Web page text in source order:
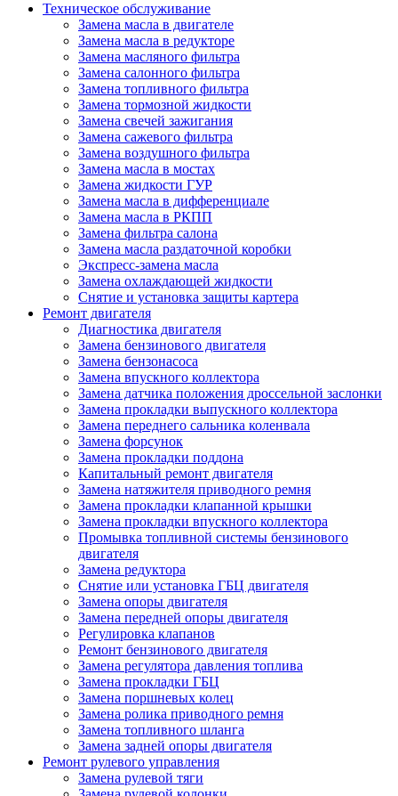
Техническое обслуживание
Замена масла в двигателе
Замена масла в редукторе
Замена масляного фильтра
Замена салонного фильтра
Замена топливного фильтра
Замена тормозной жидкости
Замена свечей зажигания
Замена сажевого фильтра
Замена воздушного фильтра
Замена масла в мостах
Замена жидкости ГУР
Замена масла в дифференциале
Замена масла в РКПП
Замена фильтра салона
Замена масла раздаточной коробки
Экспресс-замена масла
Замена охлаждающей жидкости
Снятие и установка защиты картера
Ремонт двигателя
Диагностика двигателя
Замена бензинового двигателя
Замена бензонасоса
Замена впускного коллектора
Замена датчика положения дроссельной заслонки
Замена прокладки выпускного коллектора
Замена переднего сальника коленвала
Замена форсунок
Замена прокладки поддона
Капитальный ремонт двигателя
Замена натяжителя приводного ремня
Замена прокладки клапанной крышки
Замена прокладки впускного коллектора
Промывка топливной системы бензинового
двигателя
Замена редуктора
Снятие или установка ГБЦ двигателя
Замена опоры двигателя
Замена передней опоры двигателя
Регулировка клапанов
Ремонт бензинового двигателя
Замена регулятора давления топлива
Замена прокладки ГБЦ
Замена поршневых колец
Замена ролика приводного ремня
Замена топливного шланга
Замена задней опоры двигателя
Ремонт рулевого управления
Замена рулевой тяги